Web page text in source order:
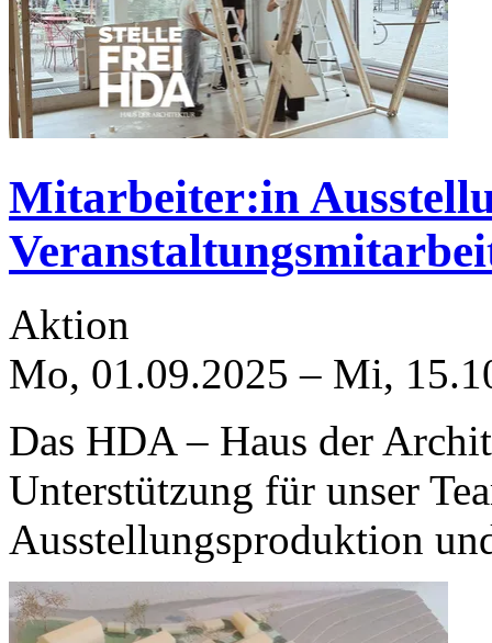
Mitarbeiter:in
Aktion
Mo, 01.09.2025 – Mi,
Das HDA – Haus der
Unterstützung für unser
Ausstellungsproduktion